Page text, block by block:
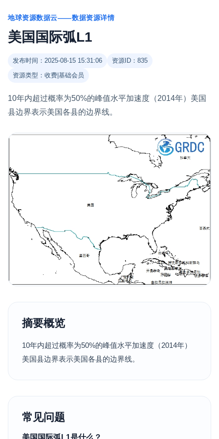
地球资源数据云——数据资源详情
美国国际弧L1
发布时间：2025-08-15 15:31:06
资源ID：835
资源类型：收费|基础会员
10年内超过概率为50%的峰值水平加速度（2014年）美国
县边界表示美国各县的边界线。
摘要概览
10年内超过概率为50%的峰值水平加速度（2014年）
美国县边界表示美国各县的边界线。
常见问题
美国国际弧L1是什么？